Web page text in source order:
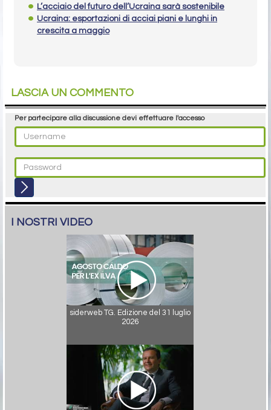
L’acciaio del futuro dell’Ucraina sarà sostenibile
Ucraina: esportazioni di acciai piani e lunghi in
crescita a maggio
LASCIA UN COMMENTO
Per partecipare alla discussione devi effettuare l'accesso
I NOSTRI VIDEO
siderweb TG. Edizione del 31 luglio
2026